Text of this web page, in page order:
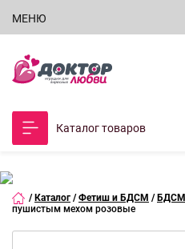
МЕНЮ
Каталог товаров
/ Каталог / Фетиш и БДСМ / БДСМ
пушистым мехом розовые